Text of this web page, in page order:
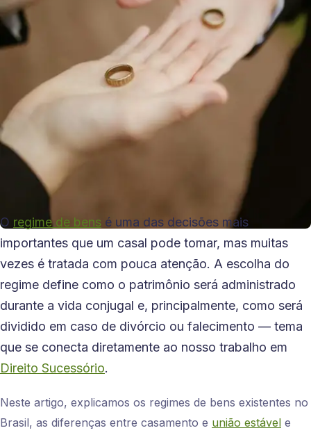
O regime de bens é uma das decisões mais
importantes que um casal pode tomar, mas muitas
vezes é tratada com pouca atenção. A escolha do
regime define como o patrimônio será administrado
durante a vida conjugal e, principalmente, como será
dividido em caso de divórcio ou falecimento — tema
que se conecta diretamente ao nosso trabalho em
Direito Sucessório.
Neste artigo, explicamos os regimes de bens existentes no
Brasil, as diferenças entre casamento e união estável e